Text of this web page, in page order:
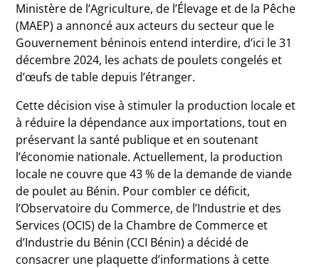
Ministère de l’Agriculture, de l’Élevage et de la Pêche
(MAEP) a annoncé aux acteurs du secteur que le
Gouvernement béninois entend interdire, d’ici le 31
décembre 2024, les achats de poulets congelés et
d’œufs de table depuis l’étranger.
Cette décision vise à stimuler la production locale et
à réduire la dépendance aux importations, tout en
préservant la santé publique et en soutenant
l’économie nationale. Actuellement, la production
locale ne couvre que 43 % de la demande de viande
de poulet au Bénin. Pour combler ce déficit,
l’Observatoire du Commerce, de l’Industrie et des
Services (OCIS) de la Chambre de Commerce et
d’Industrie du Bénin (CCI Bénin) a décidé de
consacrer une plaquette d’informations à cette